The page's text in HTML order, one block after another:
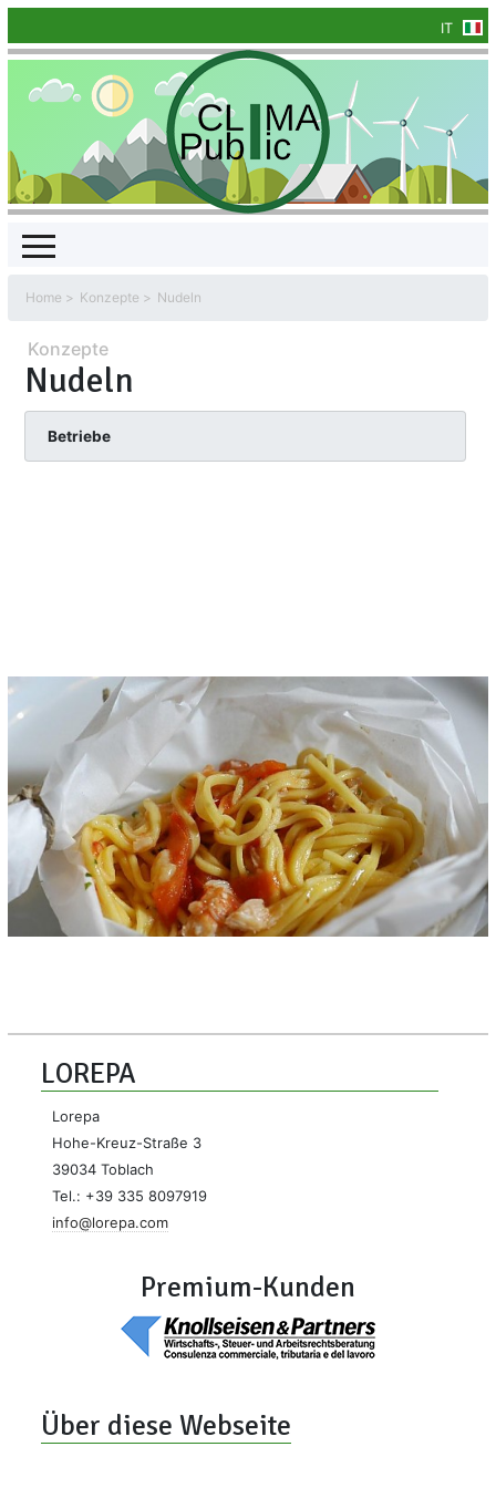
IT
Home Konzepte Nudeln
Konzepte
Nudeln
Betriebe
LOREPA
Lorepa
Hohe-Kreuz-Straße 3
39034 Toblach
Tel.: +39 335 8097919
info@lorepa.com
Premium-Kunden
Über diese Webseite